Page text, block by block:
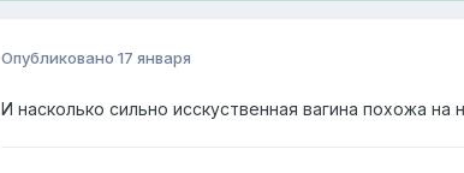
Опубликовано 17 января
И насколько сильно исскуственная вагина похожа